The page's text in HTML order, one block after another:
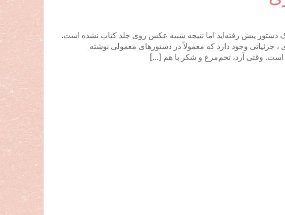
دستور پیش رفته‌اید اما نتیجه شبیه عکس روی جلد کتاب نشده است.
جزئیاتی وجود دارد که معمولاً در دستورهای معمولی نوشته
است. وقتی آرد، تخم‌مرغ و شکر با هم […]